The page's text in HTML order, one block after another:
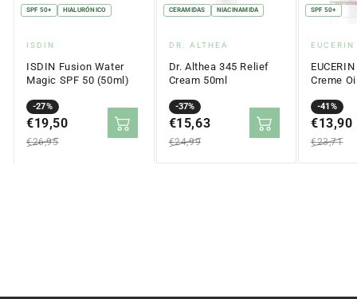
SPF 50+ HIALURÓNICO
Proveedor:
ISDIN
ISDIN Fusion Water
Magic SPF 50 (50ml)
-27%
Precio
en
oferta
€19,50
Precio
regular
€26,95
CERAMIDAS NIACINAMIDA
Proveedor:
DR. ALTHEA
Dr. Althea 345 Relief
Cream 50ml
-37%
Precio
en
oferta
€15,63
Precio
regular
€24,99
SPF 50+
EUCERIN
Creme
-41%
Precio
en
oferta
€13,90
Precio
regular
€23,71